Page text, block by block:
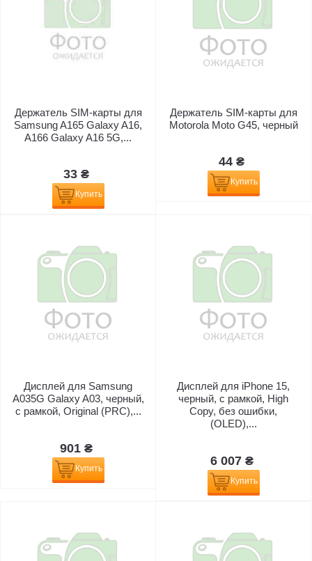
Держатель SIM-карты для
Samsung A165 Galaxy A16,
A166 Galaxy A16 5G,...
33 ₴
Купить
Держатель SIM-карты для
Motorola Moto G45, черный
44 ₴
Купить
Дисплей для Samsung
A035G Galaxy A03, черный,
с рамкой, Original (PRC),...
901 ₴
Купить
Дисплей для iPhone 15,
черный, с рамкой, High
Copy, без ошибки,
(OLED),...
6 007 ₴
Купить